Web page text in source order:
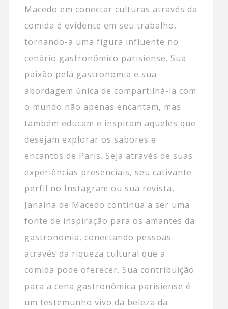
Macedo em conectar culturas através da
comida é evidente em seu trabalho,
tornando-a uma figura influente no
cenário gastronômico parisiense. Sua
paixão pela gastronomia e sua
abordagem única de compartilhá-la com
o mundo não apenas encantam, mas
também educam e inspiram aqueles que
desejam explorar os sabores e
encantos de Paris. Seja através de suas
experiências presenciais, seu cativante
perfil no Instagram ou sua revista,
Janaina de Macedo continua a ser uma
fonte de inspiração para os amantes da
gastronomia, conectando pessoas
através da riqueza cultural que a
comida pode oferecer. Sua contribuição
para a cena gastronômica parisiense é
um testemunho vivo da beleza da